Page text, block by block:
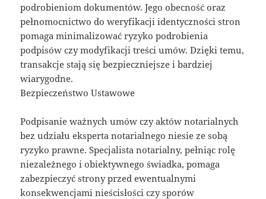
podrobieniom dokumentów. Jego obecność oraz
pełnomocnictwo do weryfikacji identyczności stron
pomaga minimalizować ryzyko podrobienia
podpisów czy modyfikacji treści umów. Dzięki temu,
transakcje stają się bezpieczniejsze i bardziej
wiarygodne.
Bezpieczeństwo Ustawowe
Podpisanie ważnych umów czy aktów notarialnych
bez udziału eksperta notarialnego niesie ze sobą
ryzyko prawne. Specjalista notarialny, pełniąc rolę
niezależnego i obiektywnego świadka, pomaga
zabezpieczyć strony przed ewentualnymi
konsekwencjami nieścisłości czy sporów